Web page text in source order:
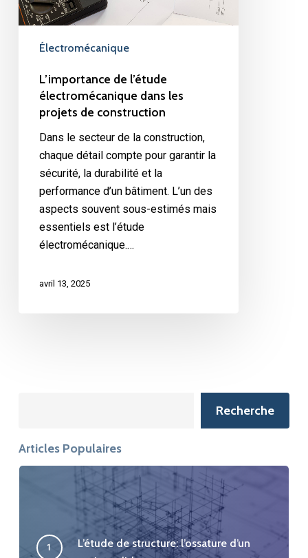
de
construction
Électromécanique
L’importance de l’étude
électromécanique dans les
projets de construction
Dans le secteur de la construction,
chaque détail compte pour garantir la
sécurité, la durabilité et la
performance d’un bâtiment. L’un des
aspects souvent sous-estimés mais
essentiels est l’étude
électromécanique.…
avril 13, 2025
Recherche
Articles Populaires
L’étude de structure: l’ossature d’un